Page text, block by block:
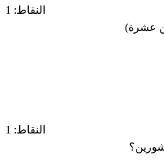
النقاط: 1
النقاط: 1